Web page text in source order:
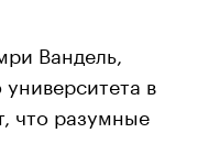
Вандель,
в
что разумные